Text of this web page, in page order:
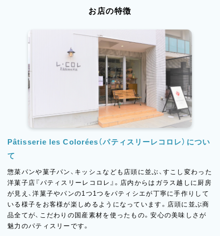
お店の特徴
Pâtisserie les Colorées（パティスリーレコロレ）につい
て
惣菜パンや菓子パン、キッシュなども店頭に並ぶ、すこし変わった
洋菓子店『パティスリーレコロレ』。店内からはガラス越しに厨房
が見え、洋菓子やパンの1つ1つをパティシエが丁寧に手作りして
いる様子をお客様が楽しめるようになっています。店頭に並ぶ商
品全てが、こだわりの国産素材を使ったもの。安心の美味しさが
魅力のパティスリーです。